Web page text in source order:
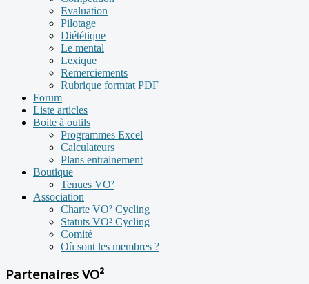
Evaluation
Pilotage
Diététique
Le mental
Lexique
Remerciements
Rubrique formtat PDF
Forum
Liste articles
Boite à outils
Programmes Excel
Calculateurs
Plans entrainement
Boutique
Tenues VO²
Association
Charte VO² Cycling
Statuts VO² Cycling
Comité
Où sont les membres ?
Partenaires VO²